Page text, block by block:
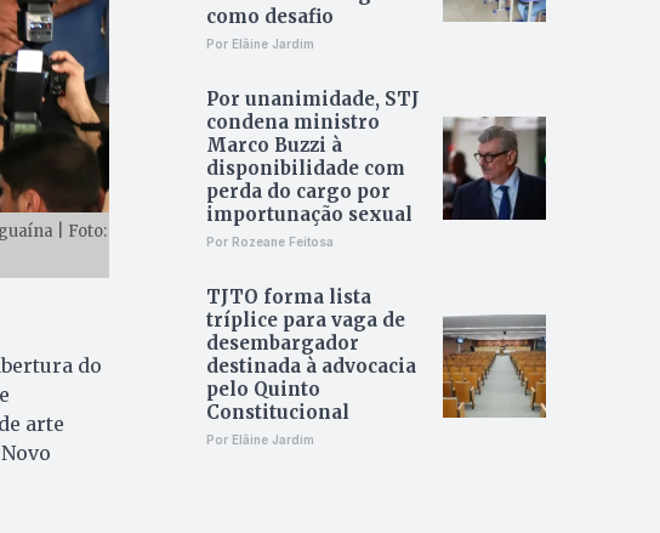
| Foto:
do
arte
como desafio
Por Elâine Jardim
Por unanimidade, STJ
condena ministro
Marco Buzzi à
disponibilidade com
perda do cargo por
importunação sexual
Por Rozeane Feitosa
TJTO forma lista
tríplice para vaga de
desembargador
destinada à advocacia
pelo Quinto
Constitucional
Por Elâine Jardim